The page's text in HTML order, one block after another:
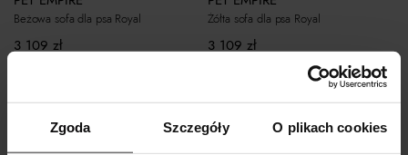
Zgoda Szczegóły O plikach cookies
Beżowa sofa dla psa Royal
3 109 zł
Żółta sofa dla psa Royal
3 109 zł